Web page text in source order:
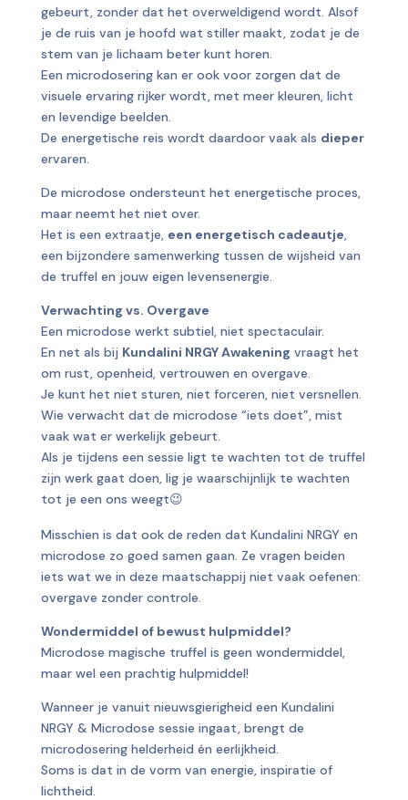
gebeurt, zonder dat het overweldigend wordt. Alsof
je de ruis van je hoofd wat stiller maakt, zodat je de
stem van je lichaam beter kunt horen.
Een microdosering kan er ook voor zorgen dat de
visuele ervaring rijker wordt, met meer kleuren, licht
en levendige beelden.
De energetische reis wordt daardoor vaak als dieper
ervaren.
De microdose ondersteunt het energetische proces,
maar neemt het niet over.
Het is een extraatje, een energetisch cadeautje,
een bijzondere samenwerking tussen de wijsheid van
de truffel en jouw eigen levensenergie.
Verwachting vs. Overgave
Een microdose werkt subtiel, niet spectaculair.
En net als bij Kundalini NRGY Awakening vraagt het
om rust, openheid, vertrouwen en overgave.
Je kunt het niet sturen, niet forceren, niet versnellen.
Wie verwacht dat de microdose “iets doet”, mist
vaak wat er werkelijk gebeurt.
Als je tijdens een sessie ligt te wachten tot de truffel
zijn werk gaat doen, lig je waarschijnlijk te wachten
tot je een ons weegt😉
Misschien is dat ook de reden dat Kundalini NRGY en
microdose zo goed samen gaan. Ze vragen beiden
iets wat we in deze maatschappij niet vaak oefenen:
overgave zonder controle.
Wondermiddel of bewust hulpmiddel?
Microdose magische truffel is geen wondermiddel,
maar wel een prachtig hulpmiddel!
Wanneer je vanuit nieuwsgierigheid een Kundalini
NRGY & Microdose sessie ingaat, brengt de
microdosering helderheid én eerlijkheid.
Soms is dat in de vorm van energie, inspiratie of
lichtheid.